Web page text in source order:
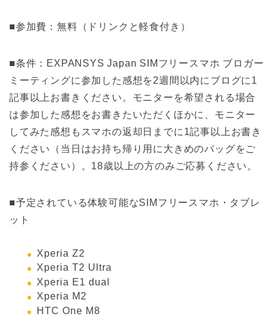
■参加費：無料（ドリンクと軽食付き）
■条件：EXPANSYS Japan SIMフリースマホ ブロガー
ミーティングに参加した感想を2週間以内にブログに1
記事以上お書きください。モニターを希望される場合
は参加した感想をお書きたいただくほかに、モニター
してみた感想もスマホの返却日までに1記事以上お書き
ください（当日はお持ち帰り用に大きめのバッグをご
持参ください）。18歳以上の方のみご応募ください。
■予定されている体験可能なSIMフリースマホ・タブレ
ット
Xperia Z2
Xperia T2 Ultra
Xperia E1 dual
Xperia M2
HTC One M8